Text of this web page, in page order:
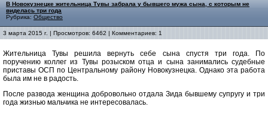
В Новокузнецке жительница Тувы забрала у бывшего мужа сына, с которым не
виделась три года
Рубрика: Общество
3 марта 2015 г. | Просмотров: 6462 | Комментариев: 1
Жительница Тувы решила вернуть себе сына спустя три года. По
поручению коллег из Тувы розыском отца и сына занимались судебные
приставы ОСП по Центральному району Новокузнецка. Однако эта работа
была им не в радость.
После развода женщина добровольно отдала Зида бывшему супругу и три
года жизнью мальчика не интересовалась.